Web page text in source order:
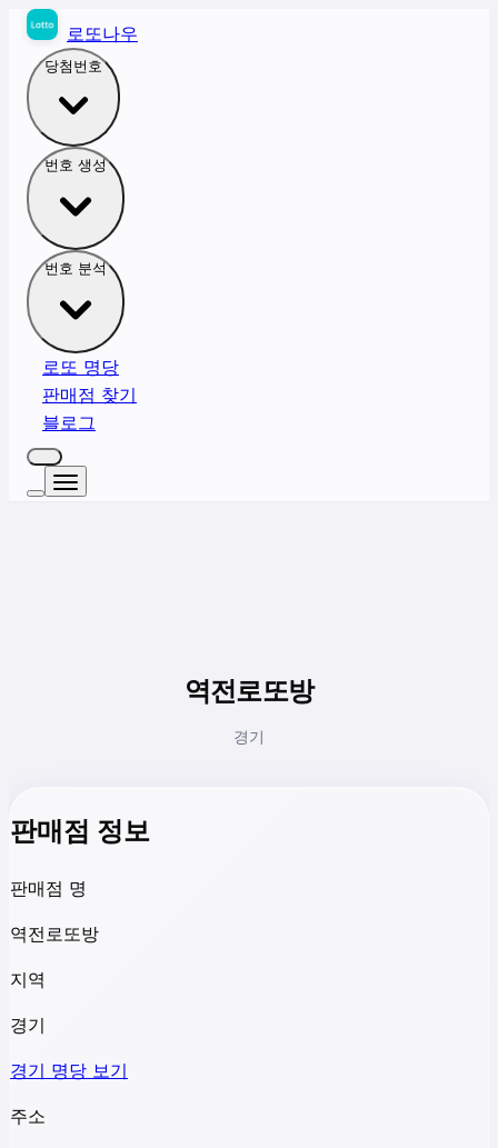
로또나우
당첨번호
번호 생성
번호 분석
로또 명당
판매점 찾기
블로그
역전로또방
경기
판매점 정보
판매점 명
역전로또방
지역
경기
경기 명당 보기
주소